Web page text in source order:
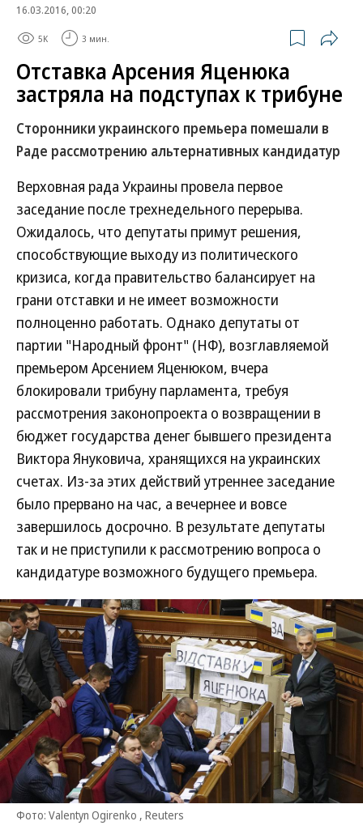
16.03.2016, 00:20
5K 3 мин.
Отставка Арсения Яценюка
застряла на подступах к трибуне
Сторонники украинского премьера помешали в
Раде рассмотрению альтернативных кандидатур
Верховная рада Украины провела первое
заседание после трехнедельного перерыва.
Ожидалось, что депутаты примут решения,
способствующие выходу из политического
кризиса, когда правительство балансирует на
грани отставки и не имеет возможности
полноценно работать. Однако депутаты от
партии "Народный фронт" (НФ), возглавляемой
премьером Арсением Яценюком, вчера
блокировали трибуну парламента, требуя
рассмотрения законопроекта о возвращении в
бюджет государства денег бывшего президента
Виктора Януковича, хранящихся на украинских
счетах. Из-за этих действий утреннее заседание
было прервано на час, а вечернее и вовсе
завершилось досрочно. В результате депутаты
так и не приступили к рассмотрению вопроса о
кандидатуре возможного будущего премьера.
Фото: Valentyn Ogirenko , Reuters